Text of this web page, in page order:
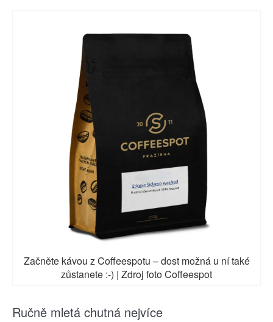
Začněte kávou z Coffeespotu – dost možná u ní také
zůstanete :-) | Zdroj foto Coffeespot
Ručně mletá chutná nejvíce